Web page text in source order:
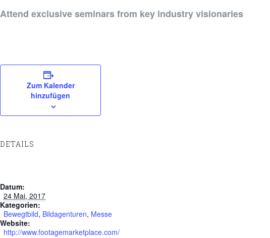
Attend exclusive seminars from key industry visionaries
Zum Kalender
hinzufügen
DETAILS
Datum:
24 Mai, 2017
Kategorien:
Bewegtbild, Bildagenturen, Messe
Website:
http://www.footagemarketplace.com/